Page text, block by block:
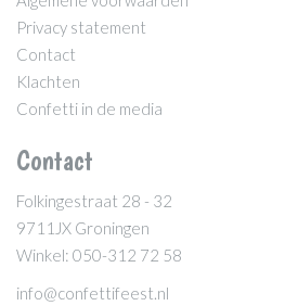
Privacy statement
Contact
Klachten
Confetti in de media
Contact
Folkingestraat 28 - 32
9711JX Groningen
Winkel: 050-312 72 58
info@confettifeest.nl